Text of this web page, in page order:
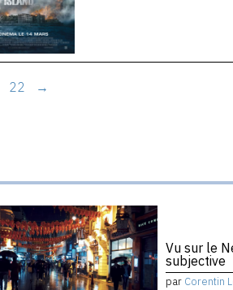
22 →
Vu sur le
subjective
par Corentin